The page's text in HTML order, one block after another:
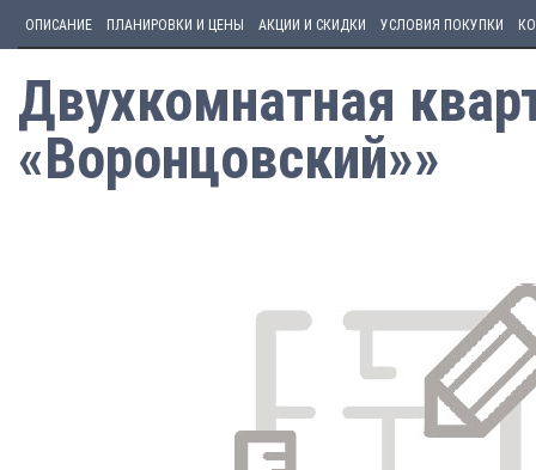
ОПИСАНИЕ ПЛАНИРОВКИ И ЦЕНЫ АКЦИИ И СКИДКИ УСЛОВИЯ ПОКУПКИ
Двухкомнатная
«Воронцовский»»